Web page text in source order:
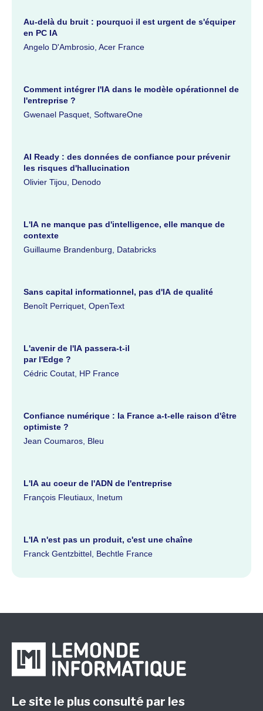
Au-delà du bruit : pourquoi il est urgent de s'équiper
en PC IA
Angelo D'Ambrosio, Acer France
Comment intégrer l'IA dans le modèle opérationnel de
l'entreprise ?
Gwenael Pasquet, SoftwareOne
AI Ready : des données de confiance pour prévenir
les risques d'hallucination
Olivier Tijou, Denodo
L'IA ne manque pas d'intelligence, elle manque de
contexte
Guillaume Brandenburg, Databricks
Sans capital informationnel, pas d'IA de qualité
Benoît Perriquet, OpenText
L'avenir de l'IA passera-t-il
par l'Edge ?
Cédric Coutat, HP France
Confiance numérique : la France a-t-elle raison d'être
optimiste ?
Jean Coumaros, Bleu
L'IA au coeur de l'ADN de l'entreprise
François Fleutiaux, Inetum
L'IA n'est pas un produit, c'est une chaîne
Franck Gentzbittel, Bechtle France
Le site le plus consulté par les